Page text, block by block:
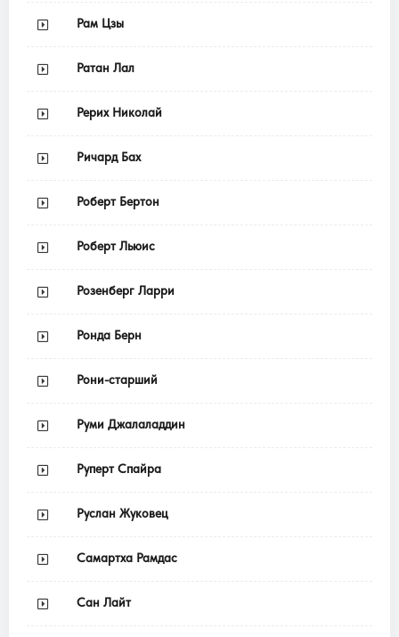
Рам Цзы
Ратан Лал
Рерих Николай
Ричард Бах
Роберт Бертон
Роберт Льюис
Розенберг Ларри
Ронда Берн
Рони-старший
Руми Джалаладдин
Руперт Спайра
Руслан Жуковец
Самартха Рамдас
Сан Лайт